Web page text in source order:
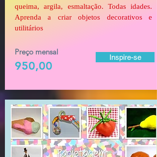
queima, argila, esmaltação. Todas idades.
Aprenda a criar objetos decorativos e
utilitários
Preço mensal
950,00
Inspire-se